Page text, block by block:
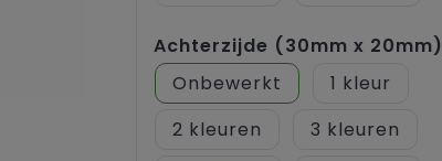
Achterzijde (30mm x 20mm)
Onbewerkt
1
2
3